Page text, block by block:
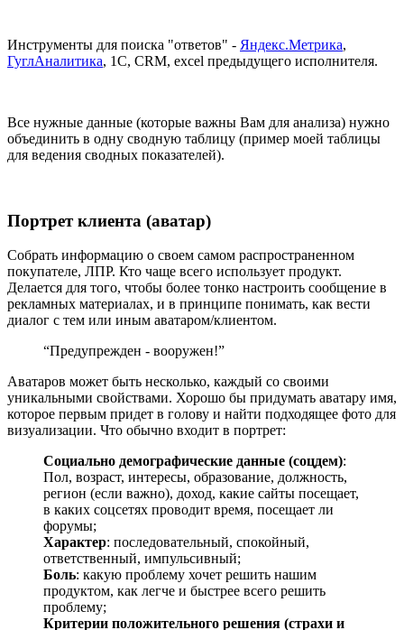
Инструменты для поиска "ответов" - Яндекс.Метрика,
ГуглАналитика, 1С, CRM, excel предыдущего исполнителя.
Все нужные данные (которые важны Вам для анализа) нужно
объединить в одну сводную таблицу (пример моей таблицы
для ведения сводных показателей).
Портрет клиента (аватар)
Собрать информацию о своем самом распространенном
покупателе, ЛПР. Кто чаще всего использует продукт.
Делается для того, чтобы более тонко настроить сообщение в
рекламных материалах, и в принципе понимать, как вести
диалог с тем или иным аватаром/клиентом.
“Предупрежден - вооружен!”
Аватаров может быть несколько, каждый со своими
уникальными свойствами. Хорошо бы придумать аватару имя,
которое первым придет в голову и найти подходящее фото для
визуализации. Что обычно входит в портрет:
Социально демографические данные (соцдем):
Пол, возраст, интересы, образование, должность,
регион (если важно), доход, какие сайты посещает,
в каких соцсетях проводит время, посещает ли
форумы;
Характер: последовательный, спокойный,
ответственный, импульсивный;
Боль: какую проблему хочет решить нашим
продуктом, как легче и быстрее всего решить
проблему;
Критерии положительного решения (страхи и